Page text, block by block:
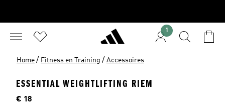
1
Home / Fitness en Training / Accessoires
ESSENTIAL WEIGHTLIFTING RIEM
Price
€ 18